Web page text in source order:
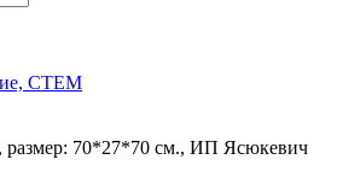
СТЕМ
размер: 70*27*70 см., ИП Ясюкевич